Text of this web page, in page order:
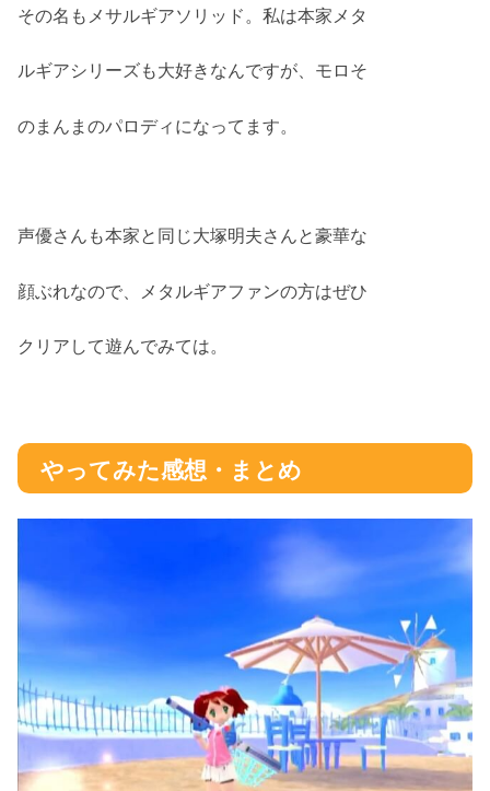
その名もメサルギアソリッド。私は本家メタ
ルギアシリーズも大好きなんですが、モロそ
のまんまのパロディになってます。
声優さんも本家と同じ大塚明夫さんと豪華な
顔ぶれなので、メタルギアファンの方はぜひ
クリアして遊んでみては。
やってみた感想・まとめ